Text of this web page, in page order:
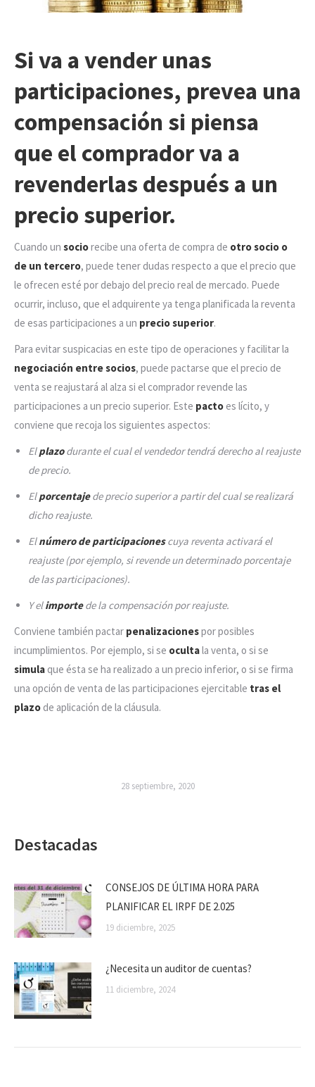
Si va a vender unas
participaciones, prevea una
compensación si piensa
que el comprador va a
revenderlas después a un
precio superior.
Cuando un sociorecibe una oferta de compra de otro socio o
de un tercero, puede tener dudas respecto a que el precio que
le ofrecen esté por debajo del precio real de mercado. Puede
ocurrir, incluso, que el adquirente ya tenga planificada la reventa
de esas participaciones a un precio superior.
Para evitar suspicacias en este tipo de operaciones y facilitar la
negociación entre socios, puede pactarse que el precio de
venta se reajustará al alza si el comprador revende las
participaciones a un precio superior. Este pacto es lícito, y
conviene que recoja los siguientes aspectos:
Elplazodurante el cual el vendedor tendrá derecho al reajuste
de precio.
Elporcentajede precio superior a partir del cual se realizará
dicho reajuste.
Elnúmero de participacionescuya reventa activará el
reajuste (por ejemplo, si revende un determinado porcentaje
de las participaciones).
Y elimportede la compensación por reajuste.
Conviene también pactar penalizacionespor posibles
incumplimientos. Por ejemplo, si se ocultala venta, o si se
simula que ésta se ha realizado a un precio inferior, o si se firma
una opción de venta de las participaciones ejercitable tras el
plazo de aplicación de la cláusula.
28 septiembre, 2020
Destacadas
CONSEJOS DE ÚLTIMA HORA PARA
PLANIFICAR EL IRPF DE 2.025
19 diciembre, 2025
¿Necesita un auditor de cuentas?
11 diciembre, 2024